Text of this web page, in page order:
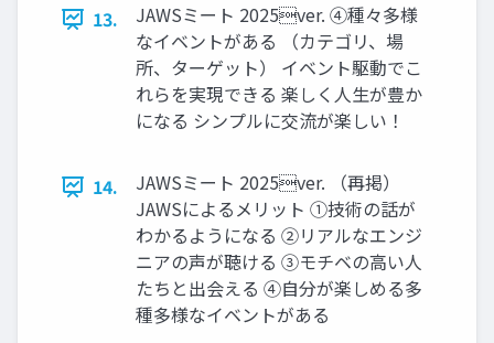
13.
JAWSミート 2025ver. ④種々多様
なイベントがある （カテゴリ、場
所、ターゲット） イベント駆動でこ
れらを実現できる 楽しく⼈⽣が豊か
になる シンプルに交流が楽しい！
14.
JAWSミート 2025ver. （再掲）
JAWSによるメリット ①技術の話が
わかるようになる ②リアルなエンジ
ニアの声が聴ける ③モチベの⾼い⼈
たちと出会える ④⾃分が楽しめる多
種多様なイベントがある